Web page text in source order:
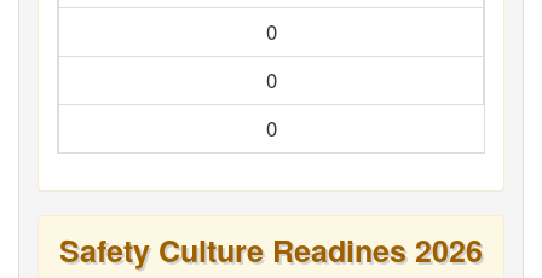
0
0
0
Safety Culture Readines 2026